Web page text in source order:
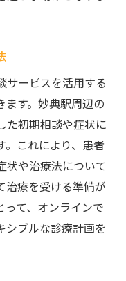
サービスを活用する
ます。妙典駅周辺の
た初期相談や症状に
。これにより、患者
状や治療法について
治療を受ける準備が
て、オンラインで
シブルな診療計画を